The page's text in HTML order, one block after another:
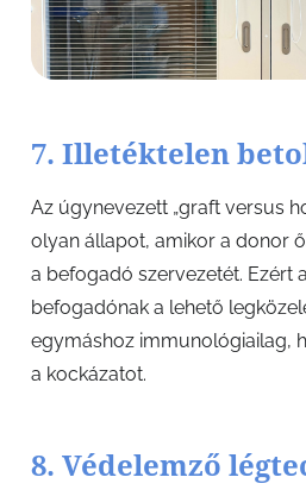
7. Illetéktelen
Az úgynevezett „graft versus
olyan állapot, amikor a donor
a befogadó szervezetét. Ezért
befogadónak a lehető
egymáshoz immunológiailag,
a kockázatot.
8. Védelemző